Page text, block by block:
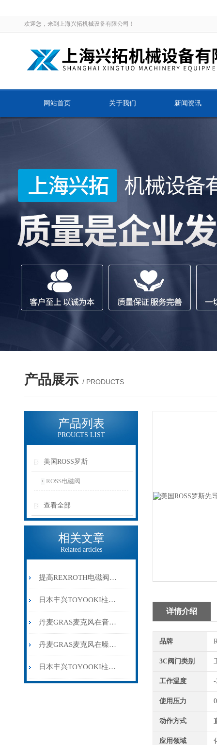
欢迎您，来到上海兴拓机械设备有限公司！
网站首页 关于我们 新闻资讯
产品展示 / PRODUCTS
产品列表
PROUCTS LIST
美国ROSS罗斯
ROSS电磁阀
查看全部
相关文章
Related articles
提高REXROTH电磁阀使用寿命的维护与保养技巧
日本丰兴TOYOOKI柱塞泵的温控部件主要特点和回油过程介绍
丹麦GRAS麦克风在音频制作中的应用详解
丹麦GRAS麦克风在噪声测试中的应用与性能解析
日本丰兴TOYOOKI柱塞泵的工作原理与维护要点
详情介绍
品牌
3C阀门类别
工作温度 -
使用压力
动作方式
应用领域